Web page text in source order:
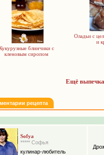
блинчики с
кленовым сиропом
Оладьи с
и
Ещё
рецепта
Sofya
***** Софья
кулинар-любитель